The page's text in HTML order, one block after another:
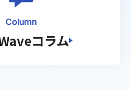
Column
コラム